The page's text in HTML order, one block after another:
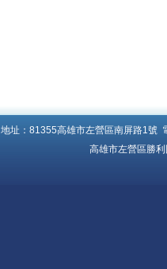
地址：81355高雄市左營區南屏路1號
高雄市左營區勝